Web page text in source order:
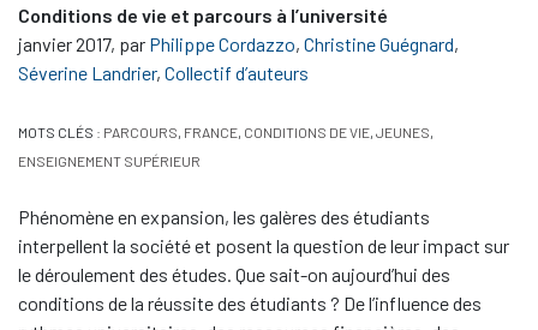
Conditions de vie et parcours à l’université
janvier 2017, par Philippe Cordazzo, Christine Guégnard,
Séverine Landrier, Collectif d’auteurs
MOTS CLÉS : PARCOURS, FRANCE, CONDITIONS DE VIE, JEUNES,
ENSEIGNEMENT SUPÉRIEUR
Phénomène en expansion, les galères des étudiants
interpellent la société et posent la question de leur impact sur
le déroulement des études. Que sait-on aujourd’hui des
conditions de la réussite des étudiants ? De l’influence des